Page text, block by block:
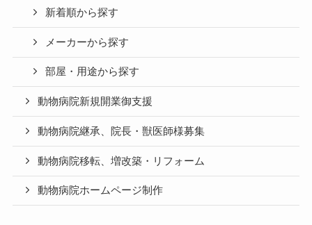
新着順から探す
メーカーから探す
部屋・用途から探す
動物病院新規開業御支援
動物病院継承、院長・獣医師様募集
動物病院移転、増改築・リフォーム
動物病院ホームページ制作